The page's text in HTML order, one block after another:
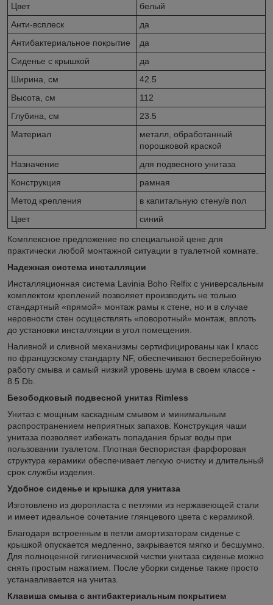
Цвет
белый
Анти-всплеск
да
Антибактериальное покрытие
да
Сиденье c крышкой
да
Ширина, см
42.5
Высота, см
112
Глубина, см
23.5
Материал
металл, обработанный
порошковой краской
Назначение
для подвесного унитаза
Конструкция
рамная
Метод крепления
в капитальную стену/в пол
Цвет
синий
Комплексное предложение по специальной цене для
практически любой монтажной ситуации в туалетной комнате.
Надежная система инсталляции
Инсталляционная система Lavinia Boho Relfix c универсальным
комплектом креплений позволяет производить не только
стандартный «прямой» монтаж рамы к стене, но и в случае
неровности стен осуществлять «поворотный» монтаж, вплоть
до установки инсталляции в угол помещения.
Наливной и сливной механизмы сертифицированы как I класс
по французскому стандарту NF, обеспечивают бесперебойную
работу смыва и самый низкий уровень шума в своем классе -
8.5 Db.
Безободковый подвесной унитаз Rimless
Унитаз с мощным каскадным смывом и минимальным
распространением неприятных запахов. Конструкция чаши
унитаза позволяет избежать попадания брызг воды при
пользовании туалетом. Плотная беспористая фарфоровая
структура керамики обеспечивает легкую очистку и длительный
срок службы изделия.
Удобное сиденье и крышка для унитаза
Изготовлено из дюропласта с петлями из нержавеющей стали
и имеет идеальное сочетание глянцевого цвета с керамикой.
Благодаря встроенным в петли амортизаторам сиденье с
крышкой опускается медленно, закрывается мягко и бесшумно.
Для полноценной гигиенической чистки унитаза сиденье можно
снять простым нажатием. После уборки сиденье также просто
устанавливается на унитаз.
Клавиша смыва с антибактериальным покрытием